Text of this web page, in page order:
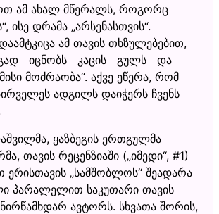
ამ ახალ მწერალს, როგორც
ისე დრამა „არსენასთვის“.
ამ თავის თხზულებებით,
იცნობს კაცის გულს და
მოძრაობა“. აქვე ეწერა, რომ
ადგილს დაიჭერს ჩვენს
ყაზბეგის ერთგულმა
თავის რეცენზიაში („იმედი“, #1)
ერისთავის „სამშობლოს“ შეადარა
პარალელით საკუთარი თავის
ნირწამხდარ ავტორს. სხვათა შორის,